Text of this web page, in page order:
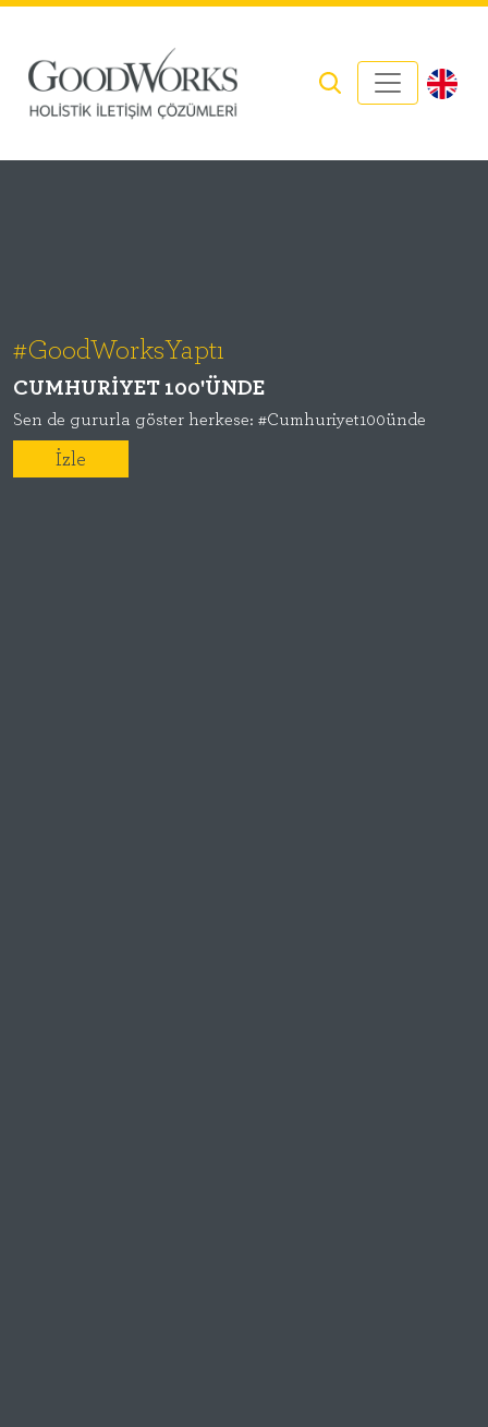
#GoodWorksYaptı
PEMBE TOP SAHADA
Pembe Top, Cansu Dere’nin elinden havalandı. Farkındalık
10. yaşını kutladı!